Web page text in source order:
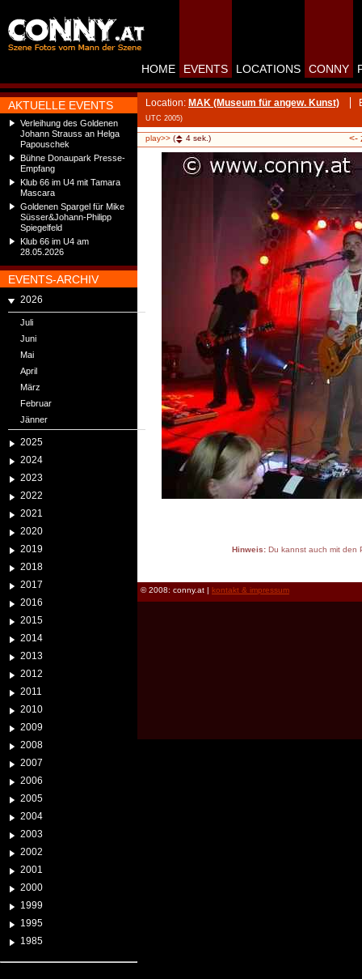
AKTUELLE EVENTS
Verleihung des Goldenen
Johann Strauss an Helga
Papouschek
Bühne Donaupark Presse-
Empfang
Klub 66 im U4 mit Tamara
Mascara
Goldenen Spargel für Mike
Süsser&Johann-Philipp
Spiegelfeld
Klub 66 im U4 am
28.05.2026
EVENTS-ARCHIV
2026
Juli
Juni
Mai
April
März
Februar
Jänner
2025
2024
2023
2022
2021
2020
2019
2018
2017
2016
2015
2014
2013
2012
2011
2010
2009
2008
2007
2006
2005
2004
2003
2002
2001
2000
1999
1995
1985
HOME EVENTS LOCATIONS CONNY
Location: MAK (Museum für angew. Kunst)
UTC 2005)
play>> ( 4 sek.) <-
Hinweis:Du kannst auch mit den
© 2008: conny.at | kontakt & impressum